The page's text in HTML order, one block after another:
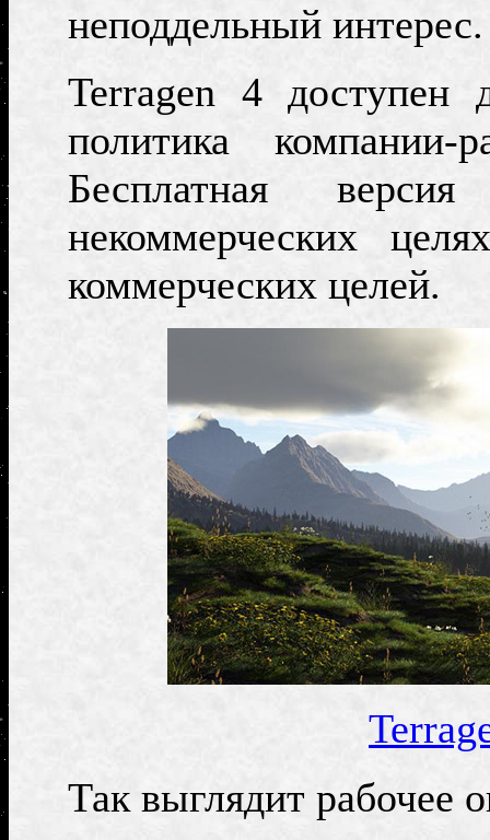
неподдельный интерес.
Terragen 4 доступен
политика компании-
Бесплатная
некоммерческих
коммерческих целей.
Так выглядит рабочее